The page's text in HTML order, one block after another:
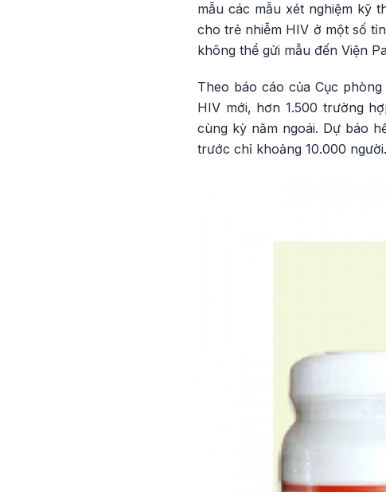
mẫu các mẫu xét nghiệm kỹ
cho trẻ nhiễm HIV ở một số
không thể gửi mẫu đến Viện
Theo báo cáo của Cục
HIV mới, hơn 1.500 trường
cùng kỳ năm ngoái. Dự báo
trước chỉ khoảng 10.000 người.